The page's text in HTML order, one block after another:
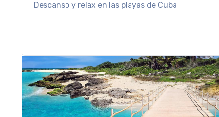
Descanso y relax en las playas de Cuba